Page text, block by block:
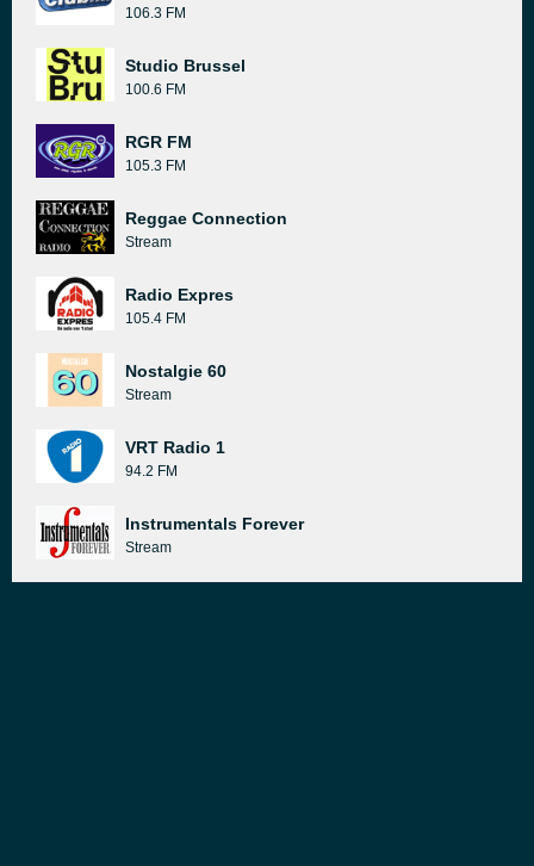
106.3 FM
Studio Brussel
100.6 FM
RGR FM
105.3 FM
Reggae Connection
Stream
Radio Expres
105.4 FM
Nostalgie 60
Stream
VRT Radio 1
94.2 FM
Instrumentals Forever
Stream